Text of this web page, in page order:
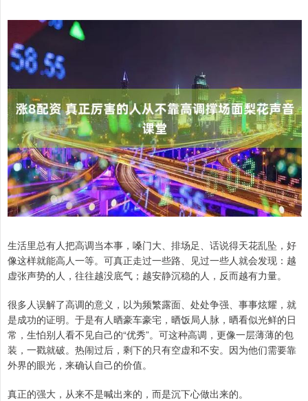
生活里总有人把高调当本事，嗓门大、排场足、话说得天花乱坠，好
像这样就能高人一等。可真正走过一些路、见过一些人就会发现：越
虚张声势的人，往往越没底气；越安静沉稳的人，反而越有力量。
很多人误解了高调的意义，以为频繁露面、处处争强、事事炫耀，就
是成功的证明。于是有人晒豪车豪宅，晒饭局人脉，晒看似光鲜的日
常，生怕别人看不见自己的“优秀”。可这种高调，更像一层薄薄的包
装，一戳就破。热闹过后，剩下的只有空虚和不安。因为他们需要靠
外界的眼光，来确认自己的价值。
真正的强大，从来不是喊出来的，而是沉下心做出来的。